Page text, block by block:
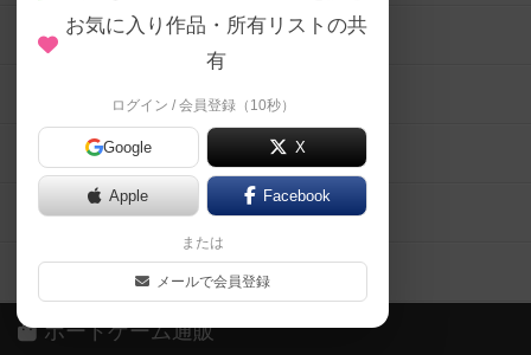
お気に入り作品・所有リストの共
有
ログイン / 会員登録（10秒）
Google X
Apple Facebook
または
メールで会員登録
メカニクス特集
掲示板・トピックス
ボドとも・会員一覧
ボードゲーム業界コラム
ボドゲーマご利用案内
ボードゲーム通販